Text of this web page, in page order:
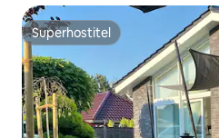
Superhostiteľ
Superhostiteľ